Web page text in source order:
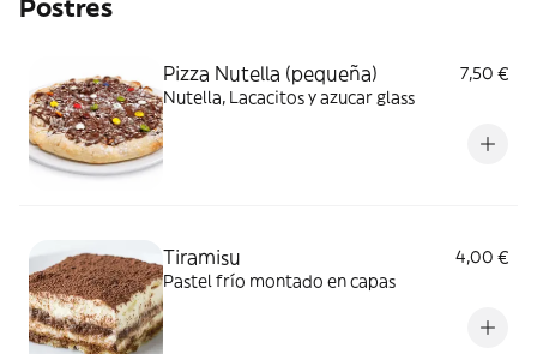
Postres
Pizza Nutella (pequeña)
7,50 €
Nutella, Lacacitos y azucar glass
Tiramisu
4,00 €
Pastel frío montado en capas